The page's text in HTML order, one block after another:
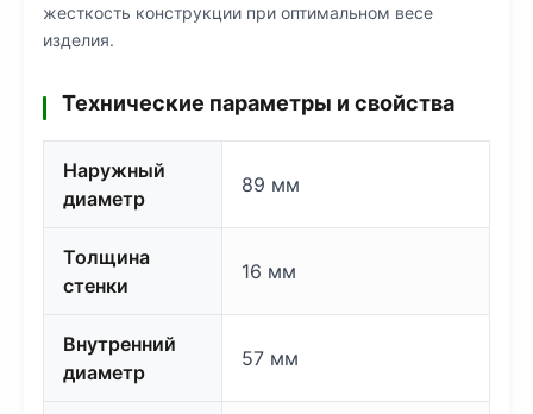
жесткость конструкции при оптимальном весе
изделия.
Технические параметры и свойства
Наружный
диаметр
89 мм
Толщина
стенки
16 мм
Внутренний
диаметр
57 мм